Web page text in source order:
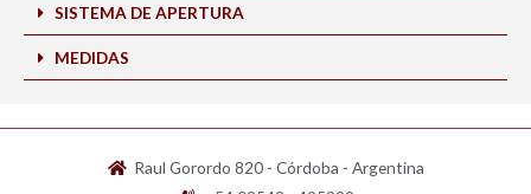
SISTEMA DE APERTURA
MEDIDAS
Raul Gorordo 820 - Córdoba - Argentina